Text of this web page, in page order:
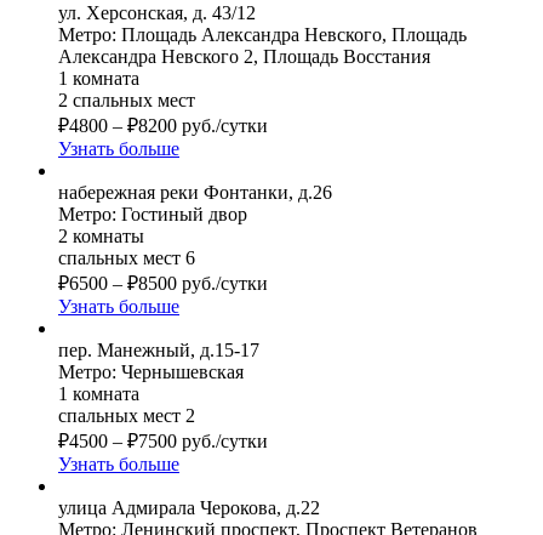
ул. Херсонская, д. 43/12
Метро: Площадь Александра Невского, Площадь
Александра Невского 2, Площадь Восстания
1 комната
2 спальных мест
₽4800 – ₽8200 руб./сутки
Узнать больше
набережная реки Фонтанки, д.26
Метро: Гостиный двор
2 комнаты
спальных мест 6
₽6500 – ₽8500 руб./сутки
Узнать больше
пер. Манежный, д.15-17
Метро: Чернышевская
1 комната
спальных мест 2
₽4500 – ₽7500 руб./сутки
Узнать больше
улица Адмирала Черокова, д.22
Метро: Ленинский проспект, Проспект Ветеранов